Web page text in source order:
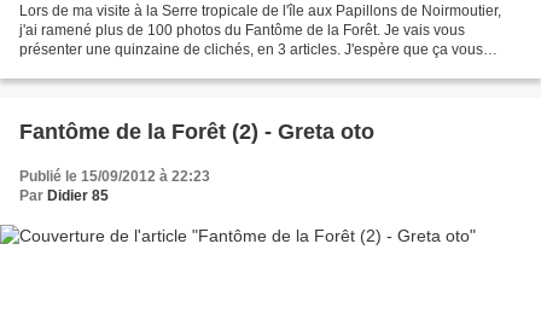
Lors de ma visite à la Serre tropicale de l'île aux Papillons de Noirmoutier,
j'ai ramené plus de 100 photos du Fantôme de la Forêt. Je vais vous
présenter une quinzaine de clichés, en 3 articles. J'espère que ça vous
Fantôme de la Forêt (2) - Greta oto
Publié le 15/09/2012 à 22:23
Par Didier 85